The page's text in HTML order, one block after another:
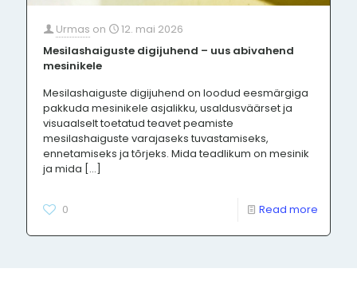
Urmas on
12. mai 2026
Mesilashaiguste digijuhend – uus abivahend
mesinikele
Mesilashaiguste digijuhend on loodud eesmärgiga
pakkuda mesinikele asjalikku, usaldusväärset ja
visuaalselt toetatud teavet peamiste
mesilashaiguste varajaseks tuvastamiseks,
ennetamiseks ja tõrjeks. Mida teadlikum on mesinik
ja mida […]
0 Read more